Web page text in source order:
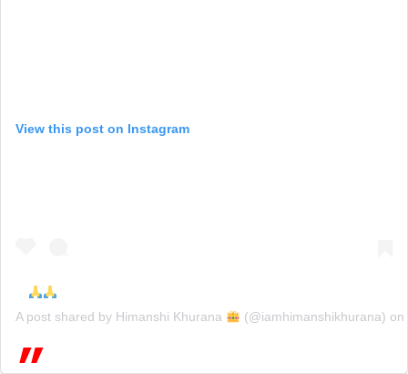
View this post on Instagram
A post shared by Himanshi Khurana (@iamhimanshikhurana) on